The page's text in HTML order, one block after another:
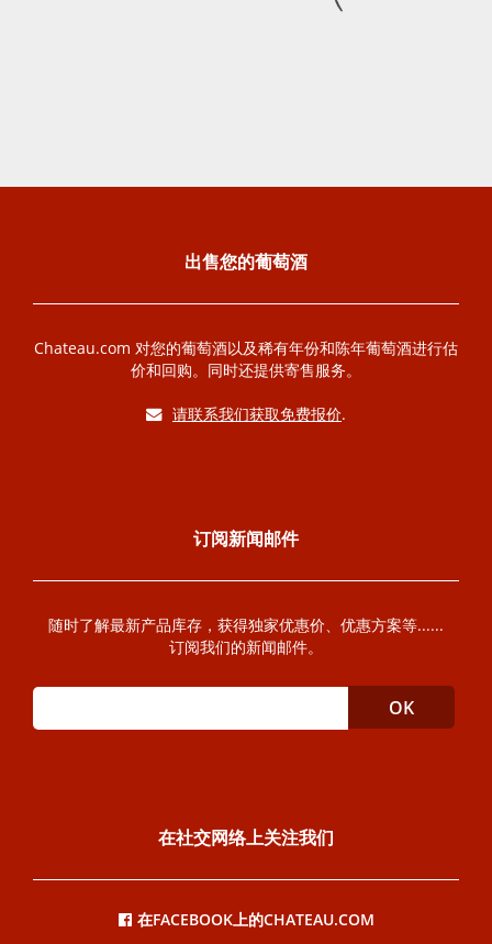
出售您的葡萄酒
Chateau.com 对您的葡萄酒以及稀有年份和陈年葡萄酒进行估
价和回购。同时还提供寄售服务。
请联系我们获取免费报价.
订阅新闻邮件
随时了解最新产品库存，获得独家优惠价、优惠方案等......
订阅我们的新闻邮件。
在社交网络上关注我们
在FACEBOOK上的CHATEAU.COM